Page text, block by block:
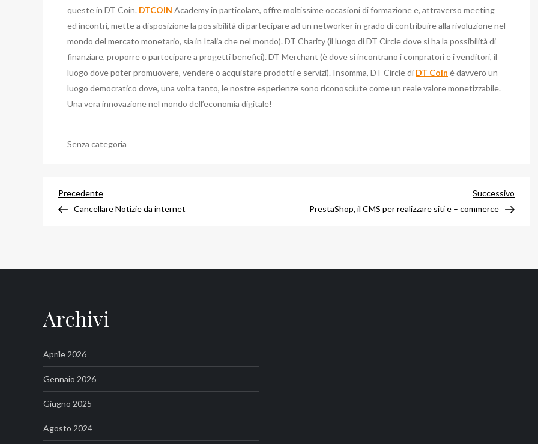
queste in DT Coin. DTCOIN Academy in particolare, offre moltissime occasioni di formazione e, attraverso meeting
ed incontri, mette a disposizione la possibilità di partecipare ad un networker in grado di contribuire alla rivoluzione nel
mondo del mercato monetario, sia in Italia che nel mondo). DT Charity (il luogo di DT Circle dove si ha la possibilità di
finanziare, proporre o partecipare a progetti benefici). DT Merchant (è dove si incontrano i compratori e i venditori, il
luogo dove poter promuovere, vendere o acquistare prodotti e servizi). Insomma, DT Circle di DT Coin è davvero un
luogo democratico dove, una volta tanto, le nostre esperienze sono riconosciute come un reale valore monetizzabile.
Una vera innovazione nel mondo dell’economia digitale!
Senza categoria
Navigazione
Articolo
precedente
Precedente
Cancellare Notizie da internet
Successivo
PrestaShop, il CMS per realizzare siti e – commerce
Archivi
Aprile 2026
Gennaio 2026
Giugno 2025
Agosto 2024